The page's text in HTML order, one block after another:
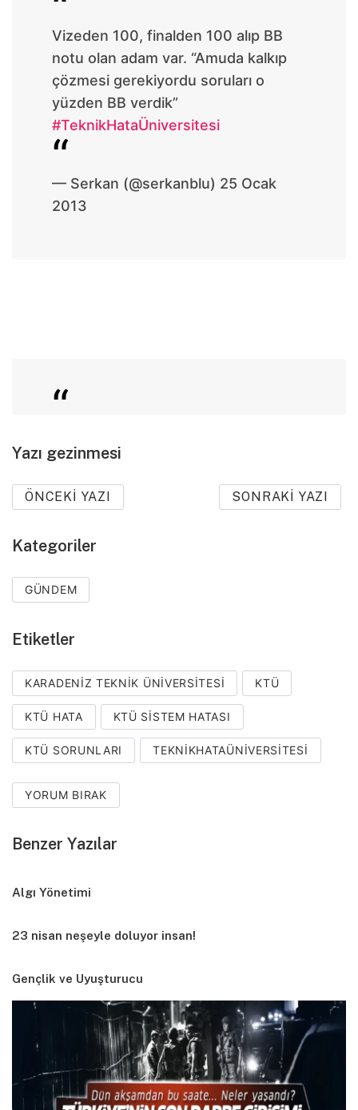
— Profesyonel Öğrenci
(@bookgent)25 Ocak 2013
Vizeden 100, finalden 100 alıp BB
notu olan adam var. “Amuda kalkıp
çözmesi gerekiyordu soruları o
yüzden BB verdik”
#TeknikHataÜniversitesi
— Serkan (@serkanblu) 25 Ocak
2013
— tok herif (@tokherif)
25 Ocak 2013
Yazı gezinmesi
ÖNCEKI YAZI SONRAKI YAZI
Kategoriler
GÜNDEM
Etiketler
KARADENIZ TEKNIK ÜNIVERSITESI KTÜ
KTÜ HATA KTÜ SISTEM HATASI
KTÜ SORUNLARI TEKNIKHATAÜNIVERSITESI
YORUM BIRAK
Benzer Yazılar
Algı Yönetimi
23 nisan neşeyle doluyor insan!
Gençlik ve Uyuşturucu